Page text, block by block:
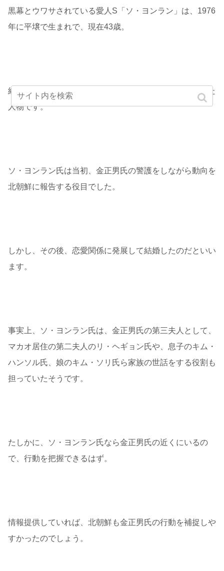
黒幕とウワサされている愛人S「ソ・ヨンラン」は、1976
年に平壌で生まれで、現在43歳。
経歴は、1988年に朝鮮労働党第126連絡所の職員となった
人物です。
ソ・ヨンラン氏は当初、金正男氏の警護をしながら動向を
北朝鮮に報告する役目でした。
しかし、その後、恋愛関係に発展して結婚したのだといい
ます。
事実上、ソ・ヨンラン氏は、金正男氏の第三夫人として、
マカオ居住の第二夫人のリ・ヘギョン氏や、息子のキム・
ハンソル氏、娘のキム・ソリ氏ら家族の世話をする役割も
担っていたそうです。
たしかに、ソ・ヨンラン氏なら金正男氏の近くにいるの
で、行動を把握できるはず。
情報提供していれば、北朝鮮も金正男氏の行動を補捉しや
すかったのでしょう。